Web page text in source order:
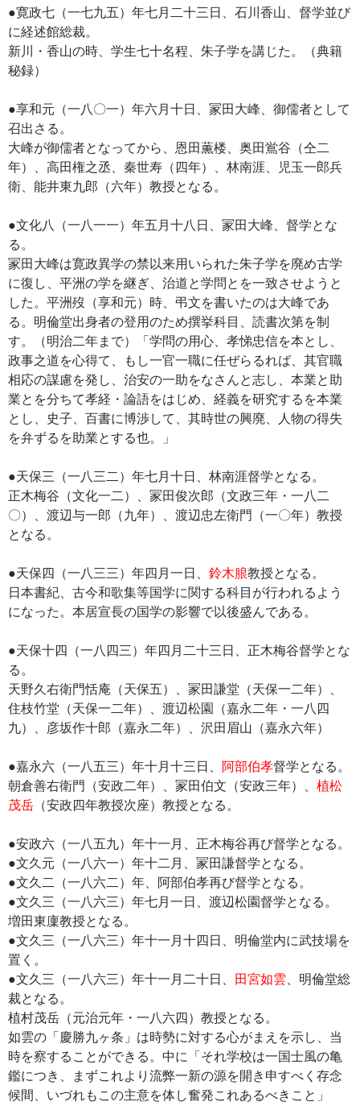
●寛政七（一七九五）年七月二十三日、石川香山、督学並び
に経述館総裁。
新川・香山の時、学生七十名程、朱子学を講じた。（典籍
秘録）
●享和元（一八〇一）年六月十日、冡田大峰、御儒者として
召出さる。
大峰が御儒者となってから、恩田薫楼、奥田鴬谷（仝二
年）、高田権之丞、秦世寿（四年）、林南涯、児玉一郎兵
衛、能井東九郎（六年）教授となる。
●文化八（一八一一）年五月十八日、冡田大峰、督学とな
る。
冡田大峰は寛政異学の禁以来用いられた朱子学を廃め古学
に復し、平洲の学を継ぎ、治道と学問とを一致させようと
した。平洲歿（享和元）時、弔文を書いたのは大峰であ
る。明倫堂出身者の登用のため撰挙科目、読書次第を制
す。（明治二年まで）「学問の用心、孝悌忠信を本とし、
政事之道を心得て、もし一官一職に任ぜらるれば、其官職
相応の謀慮を発し、治安の一助をなさんと志し、本業と助
業とを分ちて孝経・論語をはじめ、経義を研究するを本業
とし、史子、百書に博渉して、其時世の興廃、人物の得失
を弁ずるを助業とする也。」
●天保三（一八三二）年七月十日、林南涯督学となる。
正木梅谷（文化一二）、冡田俊次郎（文政三年・一八二
〇）、渡辺与一郎（九年）、渡辺忠左衛門（一〇年）教授
となる。
●天保四（一八三三）年四月一日、 鈴木朖教授となる。
日本書紀、古今和歌集等国学に関する科目が行われるよう
になった。本居宣長の国学の影響で以後盛んである。
●天保十四（一八四三）年四月二十三日、正木梅谷督学とな
る。
天野久右衛門恬庵（天保五）、冡田謙堂（天保一二年）、
住枝竹堂（天保一二年）、渡辺松園（嘉永二年・一八四
九）、彦坂作十郎（嘉永二年）、沢田眉山（嘉永六年）
●嘉永六（一八五三）年十月十三日、 阿部伯孝督学となる。
朝倉善右衛門（安政二年）、冡田伯文（安政三年）、 植松
茂岳 （安政四年教授次座）教授となる。
●安政六（一八五九）年十一月、正木梅谷再び督学となる。
●文久元（一八六一）年十二月、冡田謙督学となる。
●文久二（一八六二）年、阿部伯孝再び督学となる。
●文久三（一八六三）年七月一日、渡辺松園督学となる。
増田東廩教授となる。
●文久三（一八六三）年十一月十四日、明倫堂内に武技場を
置く。
●文久三（一八六三）年十一月二十日、 田宮如雲 、明倫堂総
裁となる。
植村茂岳（元治元年・一八六四）教授となる。
如雲の「慶勝九ヶ条」は時勢に対する心がまえを示し、当
時を察することができる。中に「それ学校は一国士風の亀
鑑につき、まずこれより流弊一新の源を開き申すべく存念
候間、いづれもこの主意を体し奮発これあるべきこと」